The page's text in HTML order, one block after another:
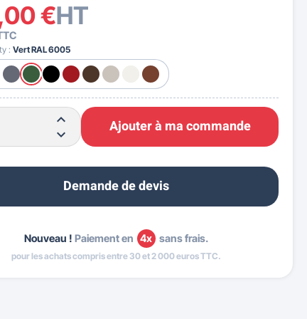
€HT
:Vert RAL 6005
Ajouter à ma commande
Demande de devis
Nouveau ! Paiement en 4x sans frais.
pour les achats compris entre 30 et 2 000 euros TTC.